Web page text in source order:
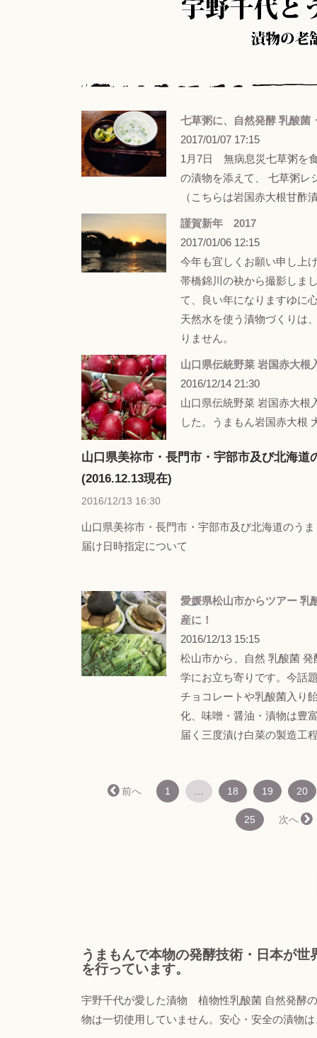
七草粥に、自然発酵 乳酸菌
2017/01/07 17:15
1月7日 無病息災七草粥を
の漬物を添えて、 七草粥レ
（こちらは岩国赤大根甘酢
謹賀新年 2017
2017/01/06 12:15
今年も宜しくお願い申し
帯橋錦川の袂から撮影しま
て、良い年になりますゆに
天然水を使う漬物づくりは
りません。
山口県伝統野菜 岩国赤大根
2016/12/14 21:30
山口県伝統野菜 岩国赤大根
した。うまもん岩国赤大根
山口県美祢市・長門市・宇部市及び北海道
(2016.12.13現在)
2016/12/13 16:30
山口県美祢市・長門市・宇部市及び北海道のう
届け日時指定について
愛媛県松山市からツアー 乳
産に！
2016/12/13 15:15
松山市から、自然 乳酸菌
学にお立ち寄りです。今話
チョコレートや乳酸菌入り
化、味噌・醤油・漬物は豊
届く三度漬け白菜の製造工
← 前へ 1 … 18 19 20
25 次へ →
うまもんで本物の発酵技術・日本が
を行っています。
宇野千代が愛した漬物 植物性乳酸菌 自然発酵
物は一切使用していません。安心・安全の漬物